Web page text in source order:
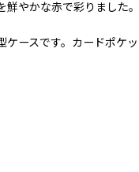
やかな赤で彩りました
ケースです。カードポケ